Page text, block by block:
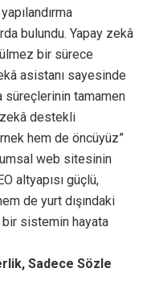
bulundu. Yapay zekâ
bir sürece
asistanı sayesinde
süreçlerinin tamamen
destekli
hem de öncüyüz”
web sitesinin
altyapısı güçlü,
de yurt dışındaki
bir sistemin hayata
Sadece Sözle